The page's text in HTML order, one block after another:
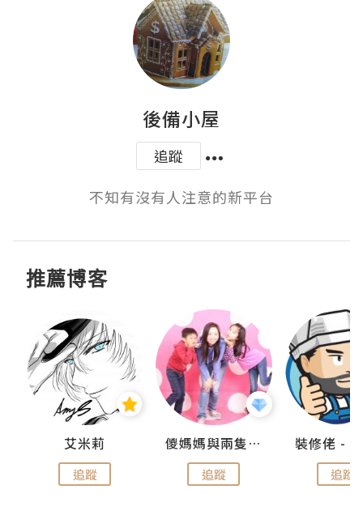
後備小屋
追蹤
不知有沒有人注意的新平台
推薦博客
艾米莉
追蹤
儍媽媽與兩隻小魔怪之家
追蹤 追蹤